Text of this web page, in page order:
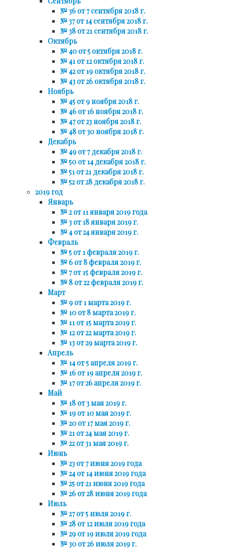
№ 36 от 7 сентября 2018 г.
№ 37 от 14 сентября 2018 г.
№ 38 от 21 сентября 2018 г.
Октябрь
№ 40 от 5 октября 2018 г.
№ 41 от 12 октября 2018 г.
№ 42 от 19 октября 2018 г.
№ 43 от 26 октября 2018 г.
Ноябрь
№ 45 от 9 ноября 2018 г.
№ 46 от 16 ноября 2018 г.
№ 47 от 23 ноября 2018 г.
№ 48 от 30 ноября 2018 г.
Декабрь
№ 49 от 7 декабря 2018 г.
№ 50 от 14 декабря 2018 г.
№ 51 от 21 декабря 2018 г.
№ 52 от 28 декабря 2018 г.
2019 год
Январь
№ 2 от 11 января 2019 года
№ 3 от 18 января 2019 г.
№ 4 от 24 января 2019 г.
Февраль
№ 5 от 1 февраля 2019 г.
№ 6 от 8 февраля 2019 г.
№ 7 от 15 февраля 2019 г.
№ 8 от 22 февраля 2019 г.
Март
№ 9 от 1 марта 2019 г.
№ 10 от 8 марта 2019 г.
№ 11 от 15 марта 2019 г.
№ 12 от 22 марта 2019 г.
№ 13 от 29 марта 2019 г.
Апрель
№ 14 от 5 апреля 2019 г.
№ 16 от 19 апреля 2019 г.
№ 17 от 26 апреля 2019 г.
Май
№ 18 от 3 мая 2019 г.
№ 19 от 10 мая 2019 г.
№ 20 от 17 мая 2019 г.
№ 21 от 24 мая 2019 г.
№ 22 от 31 мая 2019 г.
Июнь
№ 23 от 7 июня 2019 года
№ 24 от 14 июня 2019 года
№ 25 от 21 июня 2019 года
№ 26 от 28 июня 2019 года
Июль
№ 27 от 5 июля 2019 г.
№ 28 от 12 июля 2019 года
№ 29 от 19 июля 2019 года
№ 30 от 26 июля 2019 г.